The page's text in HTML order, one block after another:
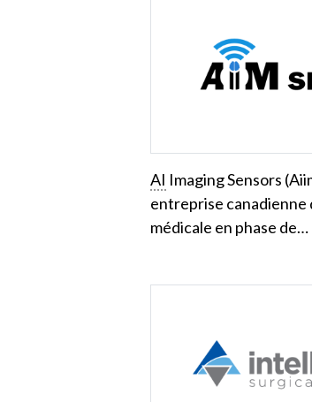
AI Imaging Sensors
entreprise canadienne
médicale en phase de…